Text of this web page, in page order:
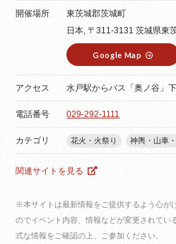
開催場所
東茨城郡茨城町
日本, 〒311-3131 茨城県東
Google Map
アクセス 水戸駅からバス「奥ノ谷」
電話番号 029-292-1111
カテゴリ 花火・火祭り 神輿・山車
関連サイトを見る
※本サイトは最新情報をご提供するよう心が
のでイベント内容、情報などが変更されてい
式な情報をご確認の上、ご参加ください。